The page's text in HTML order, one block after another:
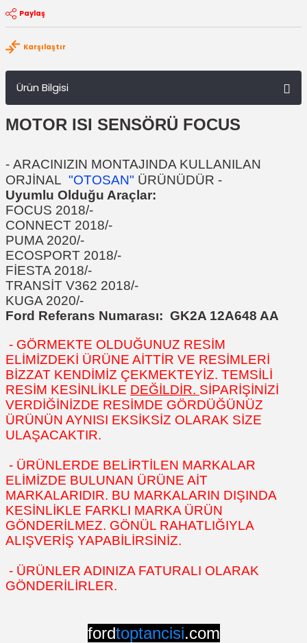
Paylaş
Karşılaştır
Ürün Bilgisi
MOTOR ISI SENSÖRÜ FOCUS
- ARACINIZIN MONTAJINDA KULLANILAN
ORJİNAL "OTOSAN" ÜRÜNÜDÜR -
Uyumlu Olduğu Araçlar:
FOCUS 2018/-
CONNECT 2018/-
PUMA 2020/-
ECOSPORT 2018/-
FİESTA 2018/-
TRANSİT V362 2018/-
KUGA 2020/-
Ford Referans Numarası: GK2A 12A648 AA
- GÖRMEKTE OLDUĞUNUZ RESİM
ELİMİZDEKİ ÜRÜNE AİTTİR VE RESİMLERİ
BİZZAT KENDİMİZ ÇEKMEKTEYİZ. TEMSİLİ
RESİM KESİNLİKLE DEĞİLDİR. SİPARİŞİNİZİ
VERDİĞİNİZDE RESİMDE GÖRDÜĞÜNÜZ
ÜRÜNÜN AYNISI EKSİKSİZ OLARAK SİZE
ULAŞACAKTIR.
- ÜRÜNLERDE BELİRTİLEN MARKALAR
ELİMİZDE BULUNAN ÜRÜNE AİT
MARKALARIDIR. BU MARKALARIN DIŞINDA
KESİNLİKLE FARKLI MARKA ÜRÜN
GÖNDERİLMEZ. GÖNÜL RAHATLIĞIYLA
ALIŞVERİŞ YAPABİLİRSİNİZ.
- ÜRÜNLER ADINIZA FATURALI OLARAK
GÖNDERİLİRLER.
fordtoptancisi.com